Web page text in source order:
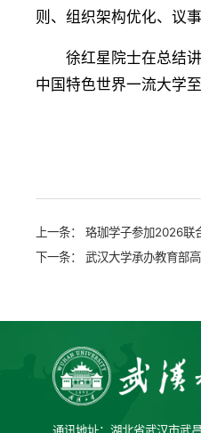
则、组织架构优化、议
徐红星院士在总结
中国特色世界一流大学
上一条：珞珈学子参加2026联
下一条：武汉大学承办教育部
通讯地址：湖北省武汉市武